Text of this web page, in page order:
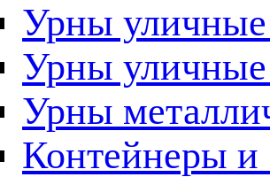
Урны уличные
Урны
Урны
Контейнеры